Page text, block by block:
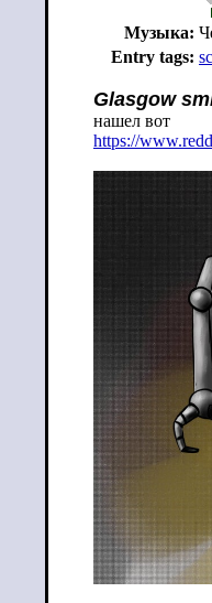
Музыка:
Entry tags:
Glasgow
нашел вот
https://